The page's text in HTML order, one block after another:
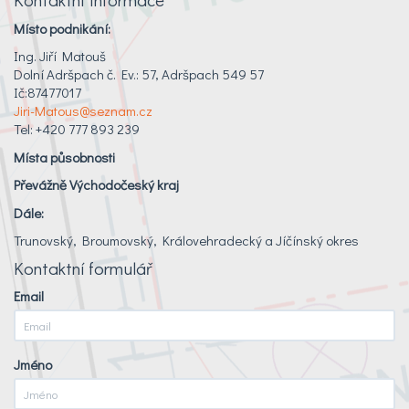
Místo podnikání:
Ing. Jiří Matouš
Dolní Adršpach č. Ev.: 57, Adršpach 549 57
Ič:87477017
Jiri-Matous@seznam.cz
Tel: +420 777 893 239
Místa působnosti
Převážně Východočeský kraj
Dále:
Trunovský, Broumovský, Královehradecký a Jíčínský okres
Kontaktní formulář
Email
Jméno